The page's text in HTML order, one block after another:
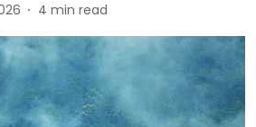
4 min read